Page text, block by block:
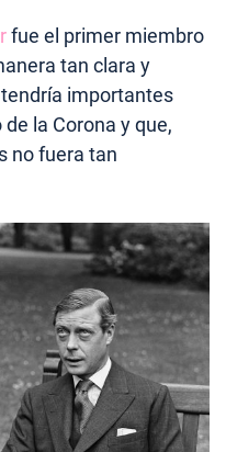
fue el primer miembro
tan clara y
importantes
la Corona y que,
no fuera tan